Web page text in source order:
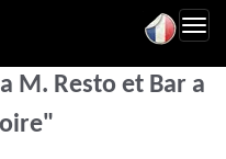
M. Resto et Bar a